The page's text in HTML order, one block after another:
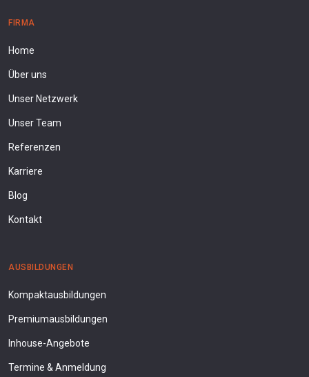
FIRMA
Home
Über uns
Unser Netzwerk
Unser Team
Referenzen
Karriere
Blog
Kontakt
AUSBILDUNGEN
Kompaktausbildungen
Premiumausbildungen
Inhouse-Angebote
Termine & Anmeldung